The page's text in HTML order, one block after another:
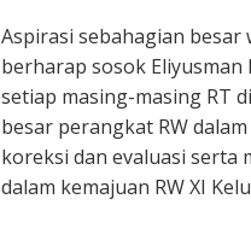
Aspirasi sebahagian besar
berharap sosok Eliyusman
setiap masing-masing RT
besar perangkat RW
koreksi dan evaluasi
dalam kemajuan RW XI